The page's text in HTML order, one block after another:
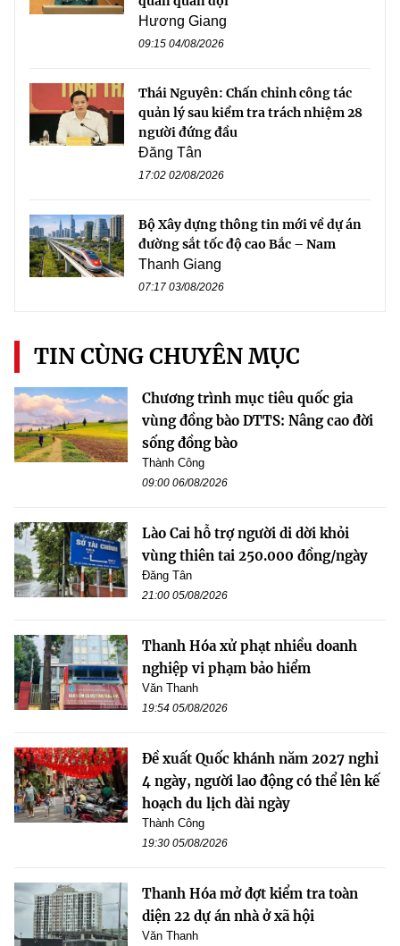
Hương Giang
09:15 04/08/2026
Thái Nguyên: Chấn chỉnh công tác
quản lý sau kiểm tra trách nhiệm 28
người đứng đầu
Đăng Tân
17:02 02/08/2026
Bộ Xây dựng thông tin mới về dự án
đường sắt tốc độ cao Bắc – Nam
Thanh Giang
07:17 03/08/2026
TIN CÙNG CHUYÊN MỤC
Chương trình mục tiêu quốc gia
vùng đồng bào DTTS: Nâng cao đời
sống đồng bào
Thành Công
09:00 06/08/2026
Lào Cai hỗ trợ người di dời khỏi
vùng thiên tai 250.000 đồng/ngày
Đăng Tân
21:00 05/08/2026
Thanh Hóa xử phạt nhiều doanh
nghiệp vi phạm bảo hiểm
Văn Thanh
19:54 05/08/2026
Đề xuất Quốc khánh năm 2027 nghỉ
4 ngày, người lao động có thể lên kế
hoạch du lịch dài ngày
Thành Công
19:30 05/08/2026
Thanh Hóa mở đợt kiểm tra toàn
diện 22 dự án nhà ở xã hội
Văn Thanh